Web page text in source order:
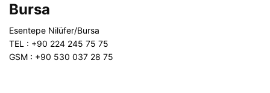
Bursa
Esentepe Nilüfer/Bursa
TEL : +90 224 245 75 75
GSM : +90 530 037 28 75